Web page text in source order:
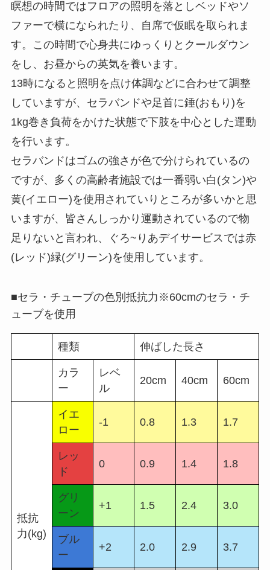
瞑想の時間ではフロアの照明を落としベッドやソ
ファーで横になられたり、自席で仮眠を取られま
す。この時間で心身共にゆっくりとクールダウン
をし、お昼からの英気を養います。
13時になると照明を点け体調などに合わせて調整
していますが、セラバンドや足首に錘(おもり)を
1kg巻き負荷をかけた状態で下肢を中心とした運動
を行います。
セラバンドはゴムの強さが色で分けられているの
ですが、多くの高齢者施設では一番弱い白(タン)や
黄(イエロー)を使用されていりところが多いかと思
いますが、皆さんしっかり運動されているので物
足りないと言われ、ぐろ~りあデイサービスでは赤
(レッド)緑(グリーン)を使用しています。
■セラ・チューブの色別抵抗力※60cmのセラ・チ
ューブを使用
種類 伸ばした長さ
カラ
ー
レベ
ル
20cm 40cm 60cm
抵抗
力(kg)
イエ
ロー
-1 0.8 1.3 1.7
レッ
ド
0 0.9 1.4 1.8
グリ
ーン
+1 1.5 2.4 3.0
ブル
ー
+2 2.0 2.9 3.7